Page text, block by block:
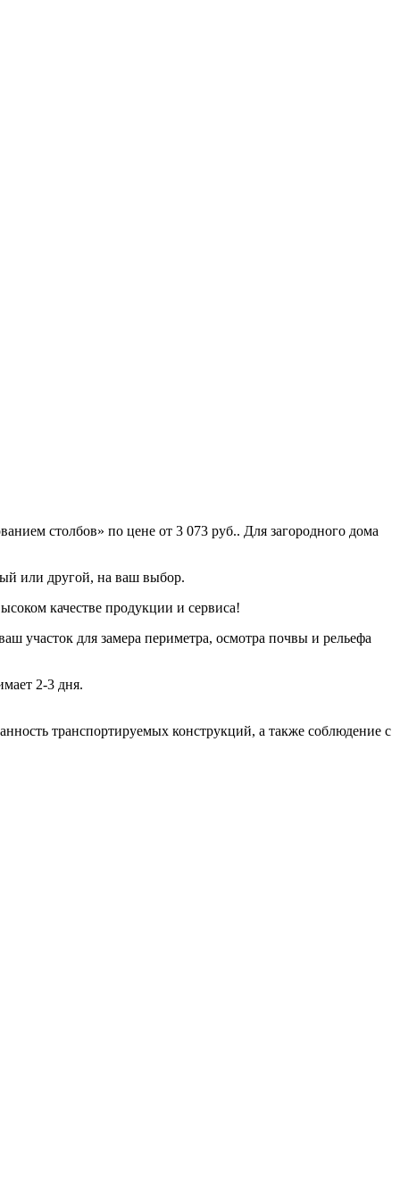
столбов» по цене от 3 073 руб.. Для загородного дома
или другой, на ваш выбор.
качестве продукции и сервиса!
участок для замера периметра, осмотра почвы и рельефа
2-3 дня.
транспортируемых конструкций, а также соблюдение с